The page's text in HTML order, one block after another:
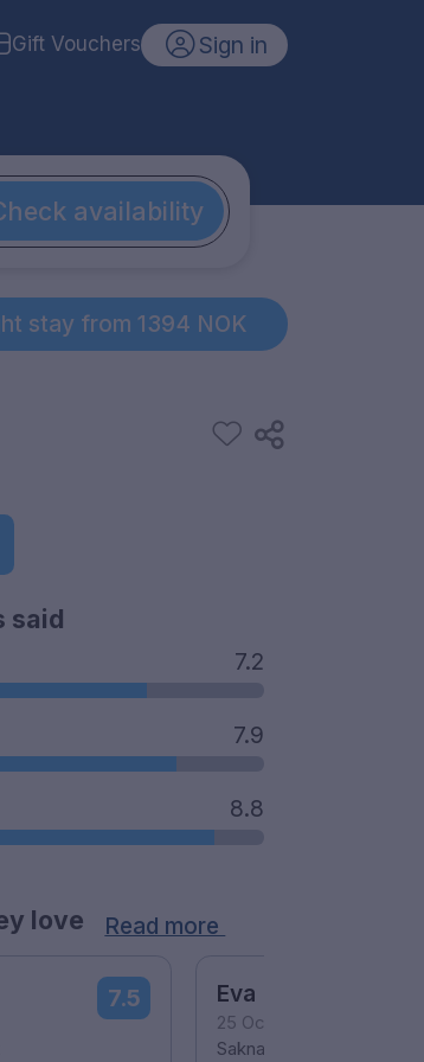
Gift Vouchers Sign in
availability
stay from 1394 NOK
said
7.2
7.9
8.8
love Read more
7.5 Eva
25 October 2023
Saknade bacon, stekt